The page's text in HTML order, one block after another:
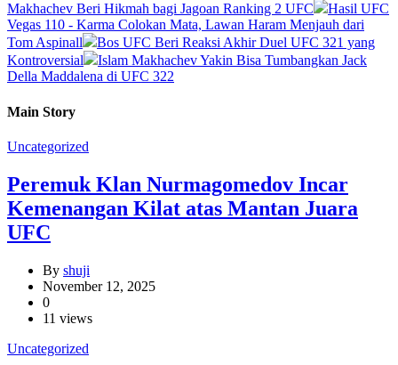
Makhachev Beri Hikmah bagi Jagoan Ranking 2 UFC
Hasil UFC
Vegas 110 - Karma Colokan Mata, Lawan Haram Menjauh dari
Tom Aspinall
Bos UFC Beri Reaksi Akhir Duel UFC 321 yang
Kontroversial
Islam Makhachev Yakin Bisa Tumbangkan Jack
Della Maddalena di UFC 322
Main Story
Uncategorized
Peremuk Klan Nurmagomedov Incar
Kemenangan Kilat atas Mantan Juara
UFC
By shuji
November 12, 2025
0
11 views
Uncategorized